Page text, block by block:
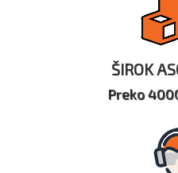
ŠIROK
Preko